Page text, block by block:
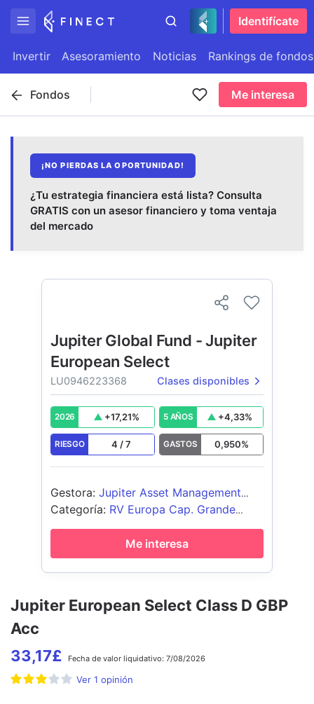
Identifícate
Invertir Asesoramiento Noticias Rankings de fondos
Fondos Me interesa
¡NO PIERDAS LA OPORTUNIDAD!
¿Tu estrategia financiera está lista? Consulta
GRATIS con un asesor financiero y toma ventaja
del mercado
Jupiter European Select Class D GBP
Acc
33,17£ Fecha de valor liquidativo: 7/08/2026
Ver 1 opinión
Jupiter Global Fund - Jupiter
European Select
LU0946223368 Clases disponibles
2026 +17,21% 5 AÑOS +4,33%
RIESGO 4 /7 GASTOS 0,950%
Gestora: Jupiter Asset Management
International S.A.
Categoría: RV Europa Cap. Grande
Blend
Me interesa